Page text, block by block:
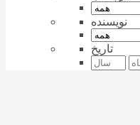
نویسنده
تاریخ